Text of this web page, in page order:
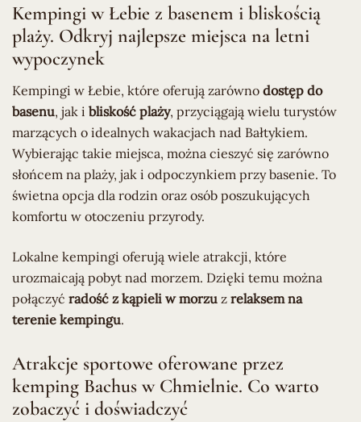
Kempingi w Łebie z basenem i bliskością
plaży. Odkryj najlepsze miejsca na letni
wypoczynek
Kempingi w Łebie, które oferują zarówno dostęp do
basenu, jak i bliskość plaży, przyciągają wielu turystów
marzących o idealnych wakacjach nad Bałtykiem.
Wybierając takie miejsca, można cieszyć się zarówno
słońcem na plaży, jak i odpoczynkiem przy basenie. To
świetna opcja dla rodzin oraz osób poszukujących
komfortu w otoczeniu przyrody.
Lokalne kempingi oferują wiele atrakcji, które
urozmaicają pobyt nad morzem. Dzięki temu można
połączyć radość z kąpieli w morzu z relaksem na
terenie kempingu.
Atrakcje sportowe oferowane przez
kemping Bachus w Chmielnie. Co warto
zobaczyć i doświadczyć